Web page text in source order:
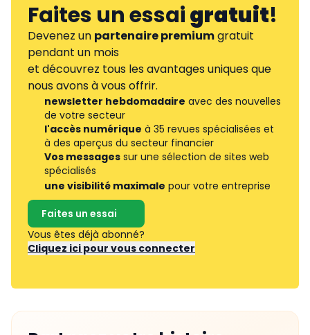
Faites un essaigratuit!
Devenez un partenaire premiumgratuit
pendant un mois
et découvrez tous les avantages uniques que
nous avons à vous offrir.
newsletter hebdomadaire avec des nouvelles
de votre secteur
l'accès numérique à 35 revues spécialisées et
à des aperçus du secteur financier
Vos messages sur une sélection de sites web
spécialisés
une visibilité maximale pour votre entreprise
Faites un essai
Vous êtes déjà abonné?
Cliquez ici pour vous connecter